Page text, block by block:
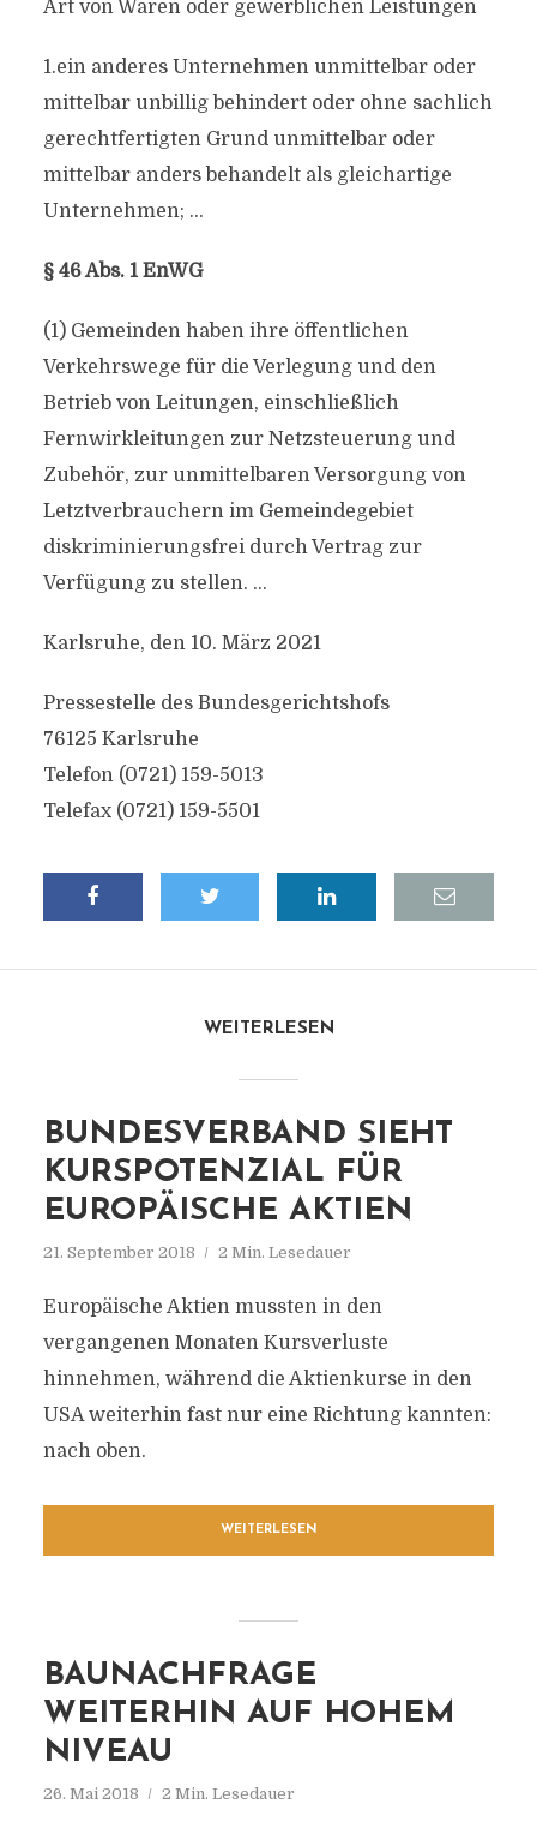
Art von Waren oder gewerblichen Leistungen
1.ein anderes Unternehmen unmittelbar oder
mittelbar unbillig behindert oder ohne sachlich
gerechtfertigten Grund unmittelbar oder
mittelbar anders behandelt als gleichartige
Unternehmen; …
§ 46 Abs. 1 EnWG
(1) Gemeinden haben ihre öffentlichen
Verkehrswege für die Verlegung und den
Betrieb von Leitungen, einschließlich
Fernwirkleitungen zur Netzsteuerung und
Zubehör, zur unmittelbaren Versorgung von
Letztverbrauchern im Gemeindegebiet
diskriminierungsfrei durch Vertrag zur
Verfügung zu stellen. …
Karlsruhe, den 10. März 2021
Pressestelle des Bundesgerichtshofs
76125 Karlsruhe
Telefon (0721) 159-5013
Telefax (0721) 159-5501
WEITERLESEN
BUNDESVERBAND SIEHT
KURSPOTENZIAL FÜR
EUROPÄISCHE AKTIEN
21. September 2018 2 Min. Lesedauer
Europäische Aktien mussten in den
vergangenen Monaten Kursverluste
hinnehmen, während die Aktienkurse in den
USA weiterhin fast nur eine Richtung kannten:
nach oben.
WEITERLESEN
BAUNACHFRAGE
WEITERHIN AUF HOHEM
NIVEAU
26. Mai 2018 2 Min. Lesedauer